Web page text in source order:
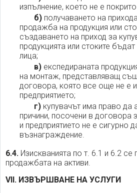
изпълнение, което не е
б)получаването на
продажба на продукция или
създаването на приход за
продукцията или стоките
лица;
в)експедираната
на монтаж, представляващ
договора, която все още не е
предприятието;
г)купувачът има право да
причини, посочени в договора
и предприятието не е сигурно
възнаграждение.
6.4. Изискванията по т. 6.1 и 6.2 се
продажбата на активи.
VII. ИЗВЪРШВАНЕ НА УСЛУГИ